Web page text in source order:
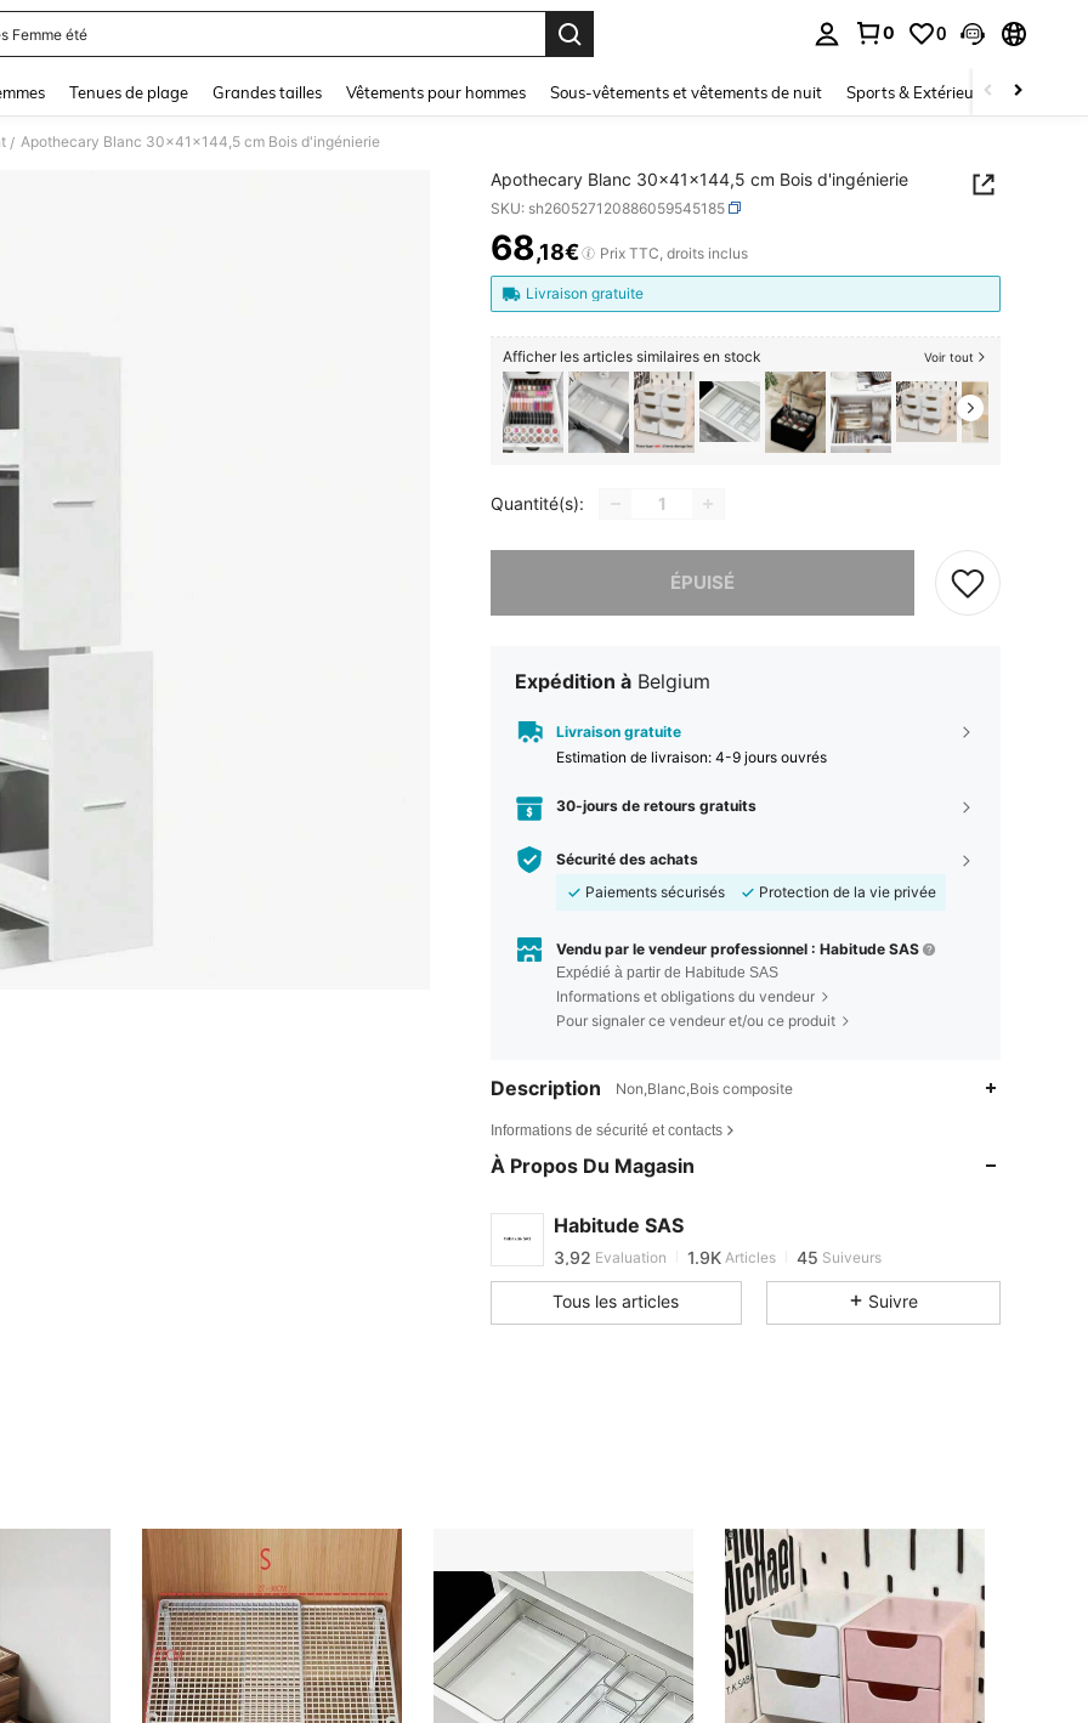
Femme été
0 0
Tenues de plage Grandes tailles Vêtements pour hommes Sous-vêtements et vêtements de nuit Sports & Extérieur Enfants
/ Apothecary Blanc 30x41x144,5 cm Bois d'ingénierie
Apothecary Blanc 30x41x144,5 cm Bois d'ingénierie
SKU: sh260527120886059545185
PRICE AND AVAILABILITY
68,18€ Prix TTC, droits inclus
Livraison gratuite
Afficher les articles similaires en stock Voir tout
Quantité(s):
ÉPUISÉ
Désolés, ce produit est épuisé.
Expédition à Belgium
Livraison gratuite
Estimation de livraison: 4-9 jours ouvrés
30-jours de retours gratuits
Sécurité des achats
Paiements sécurisés
Protection de la vie privée
Vendu par le vendeur professionnel : Habitude SAS
Expédié à partir de Habitude SAS
Informations et obligations du vendeur
Pour signaler ce vendeur et/ou ce produit
Description Non,Blanc,Bois composite
Informations de sécurité et contacts
À Propos Du Magasin
Habitude SAS
3,92
3,92 Evaluation 1.9K Articles 45 Suiveurs
Tous les articles Suivre